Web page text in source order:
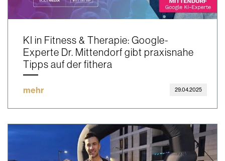
KI in Fitness & Therapie: Google-
Experte Dr. Mittendorf gibt praxisnahe
Tipps auf der fithera
mehr 29.04.2025